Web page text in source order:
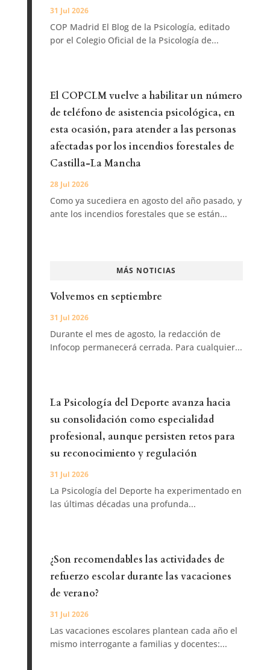
31 Jul 2026
COP Madrid El Blog de la Psicología, editado
por el Colegio Oficial de la Psicología de...
El COPCLM vuelve a habilitar un número
de teléfono de asistencia psicológica, en
esta ocasión, para atender a las personas
afectadas por los incendios forestales de
Castilla-La Mancha
28 Jul 2026
Como ya sucediera en agosto del año pasado, y
ante los incendios forestales que se están...
MÁS NOTICIAS
Volvemos en septiembre
31 Jul 2026
Durante el mes de agosto, la redacción de
Infocop permanecerá cerrada. Para cualquier...
La Psicología del Deporte avanza hacia
su consolidación como especialidad
profesional, aunque persisten retos para
su reconocimiento y regulación
31 Jul 2026
La Psicología del Deporte ha experimentado en
las últimas décadas una profunda...
¿Son recomendables las actividades de
refuerzo escolar durante las vacaciones
de verano?
31 Jul 2026
Las vacaciones escolares plantean cada año el
mismo interrogante a familias y docentes:...